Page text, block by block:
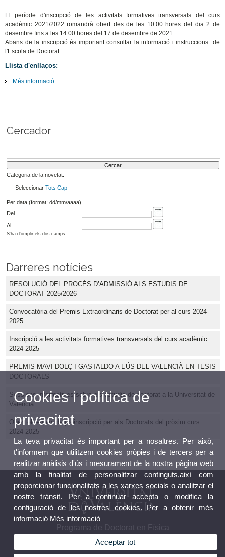
El període d'inscripció de les activitats formatives transversals del curs
acadèmic 2021/2022 romandrà obert des de les 10:00 horesdel dia 2 de
desembre fins a les 14:00 hores del 17 de desembre de 2021.
Abans de la inscripció és important consultar la informació i instruccions de
l'Escola de Doctorat.
Llista d'enllaços:
Més informació
Cercador
Categoria de la novetat:
Seleccionar Tots Cap
Per data (format: dd/mm/aaaa)
Del
Al
S'ha d'omplir els dos camps
Darreres notícies
RESOLUCIÓ DEL PROCÉS D’ADMISSIÓ ALS ESTUDIS DE
DOCTORAT 2025/2026
Convocatòria del Premis Extraordinaris de Doctorat per al curs 2024-
2025
Inscripció a les activitats formatives transversals del curs acadèmic
2024-2025
PREMIS MAVI DOLÇ I GASTALDO A L’ÚS DEL VALENCIÀ EN TESIS
DOCTORALS
Sessions informatives sobre els estudis de doctorat a la Universitat de
València
Obert el termini de preinscripció per als Doctorats del pròxim curs
2024-2025
Programa de Doctorat en Física
Cookies i política de
privacitat
La teva privacitat és important per a nosaltres. Per això,
t'informem que utilitzem cookies pròpies i de tercers per a
realitzar anàlisis d'ús i mesurament de la nostra pàgina web
amb la finalitat de personalitzar continguts,així com
proporcionar funcionalitats a les xarxes socials o analitzar el
nostre trànsit. Per a continuar accepta o modifica la
configuració de les nostres cookies. Per a obtenir més
informació Més informació
Acceptar tot